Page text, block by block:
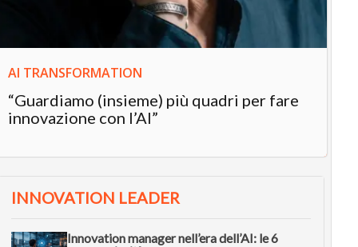
AI TRANSFORMATION
“Guardiamo (insieme) più quadri per fare
innovazione con l’AI”
INNOVATION LEADER
Innovation manager nell’era dell’AI: le 6